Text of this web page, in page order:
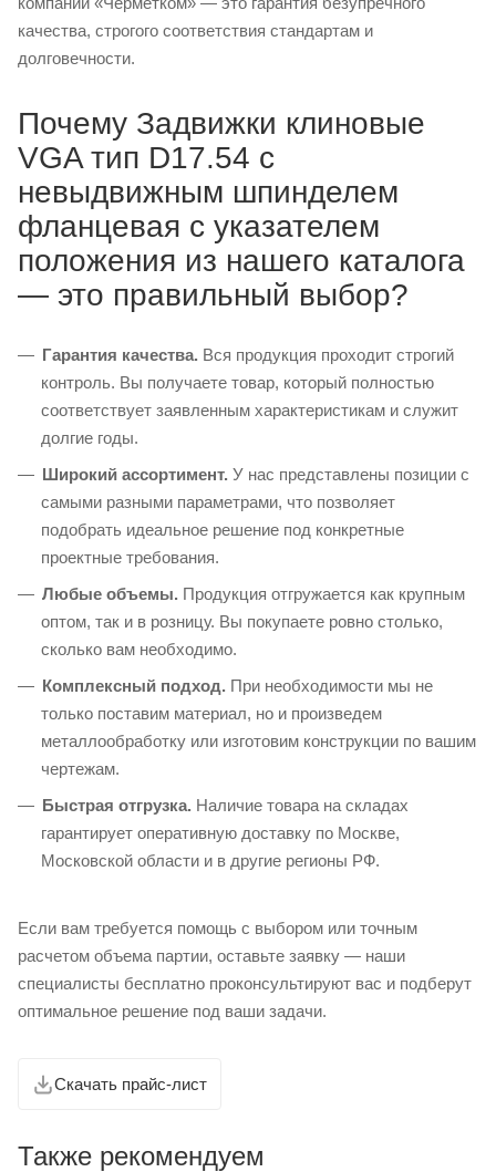
качества, строгого соответствия стандартам и
долговечности.
Почему Задвижки клиновые
VGA тип D17.54 с
невыдвижным шпинделем
фланцевая с указателем
положения из нашего каталога
— это правильный выбор?
Гарантия качества. Вся продукция проходит строгий
контроль. Вы получаете товар, который полностью
соответствует заявленным характеристикам и служит
долгие годы.
Широкий ассортимент. У нас представлены позиции с
самыми разными параметрами, что позволяет
подобрать идеальное решение под конкретные
проектные требования.
Любые объемы. Продукция отгружается как крупным
оптом, так и в розницу. Вы покупаете ровно столько,
сколько вам необходимо.
Комплексный подход. При необходимости мы не
только поставим материал, но и произведем
металлообработку или изготовим конструкции по вашим
чертежам.
Быстрая отгрузка. Наличие товара на складах
гарантирует оперативную доставку по Москве,
Московской области и в другие регионы РФ.
Если вам требуется помощь с выбором или точным
расчетом объема партии, оставьте заявку — наши
специалисты бесплатно проконсультируют вас и подберут
оптимальное решение под ваши задачи.
Скачать прайс-лист
Также рекомендуем